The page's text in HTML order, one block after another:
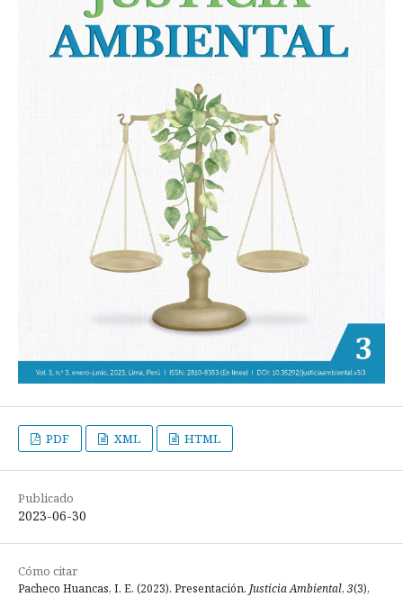
PDF XML HTML
Publicado
2023-06-30
Cómo citar
Pacheco Huancas, I. E. (2023). Presentación. Justicia Ambiental, 3(3),